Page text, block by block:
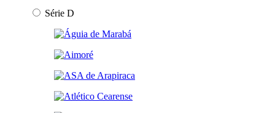
Série D